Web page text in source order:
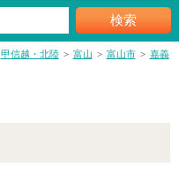
検索
甲信越・北陸 富山 富山市
嘉義